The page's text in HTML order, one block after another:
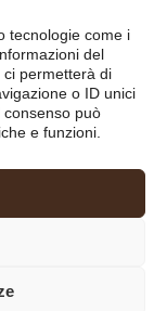
tecnologie come i
del
permetterà di
o ID unici
può
e funzioni.
policy
Cookie
policy